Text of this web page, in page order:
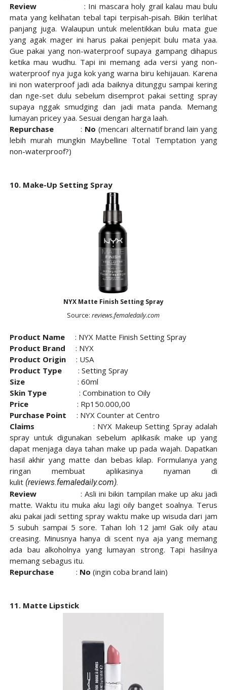
Review
: Ini mascara holy grail kalau mau bulu
mata yang kelihatan tebal tapi terpisah-pisah. Bikin terlihat
panjang juga. Walaupun untuk melentikkan bulu mata gue
yang agak mager ini harus pakai penjepit bulu mata yaa.
Gue pakai yang non-waterproof supaya gampang dihapus
ketika mau wudhu. Tapi ini memang ada versi yang non-
waterproof nya juga kok yang warna biru kehijauan. Karena
ini non waterproof jadi ada baiknya ditunggu sampai kering
dan nge-set dulu sebelum disemprot pakai setting spray
supaya nggak smudging dan jadi mata panda. Memang
lumayan pricey yaa. Sesuai dengan harga laah.
Repurchase: No (mencari alternatif brand lain yang
lebih murah mungkin Maybelline Total Temptation yang
non-waterproof?)
10. Make-Up Setting Spray
NYX Matte Finish Setting Spray
Source:reviews.femaledaily.com
Product Name : NYX Matte Finish Setting Spray
Product Brand
: NYX
Product Origin : USA
Product Type: Setting Spray
Size
: 60ml
Skin Type
: Combination to Oily
Price : Rp150.000,00
Purchase Point
: NYX Counter at Centro
Claims : NYX Makeup Setting Spray adalah
spray untuk digunakan sebelum aplikasik make up yang
dapat menjaga daya tahan make up pada wajah. Dapatkan
hasil akhir yang matte dan bebas kilap. Formulanya yang
ringan membuat aplikasinya nyaman di
kulit (reviews.femaledaily.com).
Review
: Asli ini bikin tampilan make up aku jadi
matte. Waktu itu muka aku lagi oily banget soalnya. Terus
aku pakai jadi setting spray waktu make up wisuda dari jam
5 subuh sampai 5 sore. Tahan loh 12 jam! Gak oily atau
creasing. Minusnya hanya di scent nya aja yang memang
ada bau alkoholnya yang lumayan strong. Tapi hasilnya
memang sebagus itu.
Repurchase : No (ingin coba brand lain)
11. Matte Lipstick